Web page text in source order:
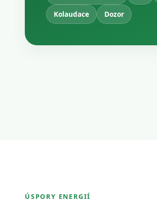
Kolaudace
Dozor
ÚSPORY ENERGIÍ